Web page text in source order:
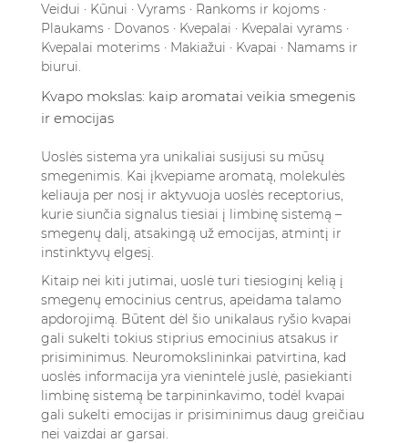
Veidui · Kūnui · Vyrams · Rankoms ir kojoms ·
Plaukams · Dovanos · Kvepalai · Kvepalai vyrams ·
Kvepalai moterims · Makiažui · Kvapai · Namams ir
biurui.
Kvapo mokslas: kaip aromatai veikia smegenis
ir emocijas
Uoslės sistema yra unikaliai susijusi su mūsų
smegenimis. Kai įkvepiame aromatą, molekulės
keliauja per nosį ir aktyvuoja uoslės receptorius,
kurie siunčia signalus tiesiai į limbinę sistemą –
smegenų dalį, atsakingą už emocijas, atmintį ir
instinktyvų elgesį.
Kitaip nei kiti jutimai, uoslė turi tiesioginį kelią į
smegenų emocinius centrus, apeidama talamo
apdorojimą. Būtent dėl šio unikalaus ryšio kvapai
gali sukelti tokius stiprius emocinius atsakus ir
prisiminimus. Neuromokslininkai patvirtina, kad
uoslės informacija yra vienintelė juslė, pasiekianti
limbinę sistemą be tarpininkavimo, todėl kvapai
gali sukelti emocijas ir prisiminimus daug greičiau
nei vaizdai ar garsai.